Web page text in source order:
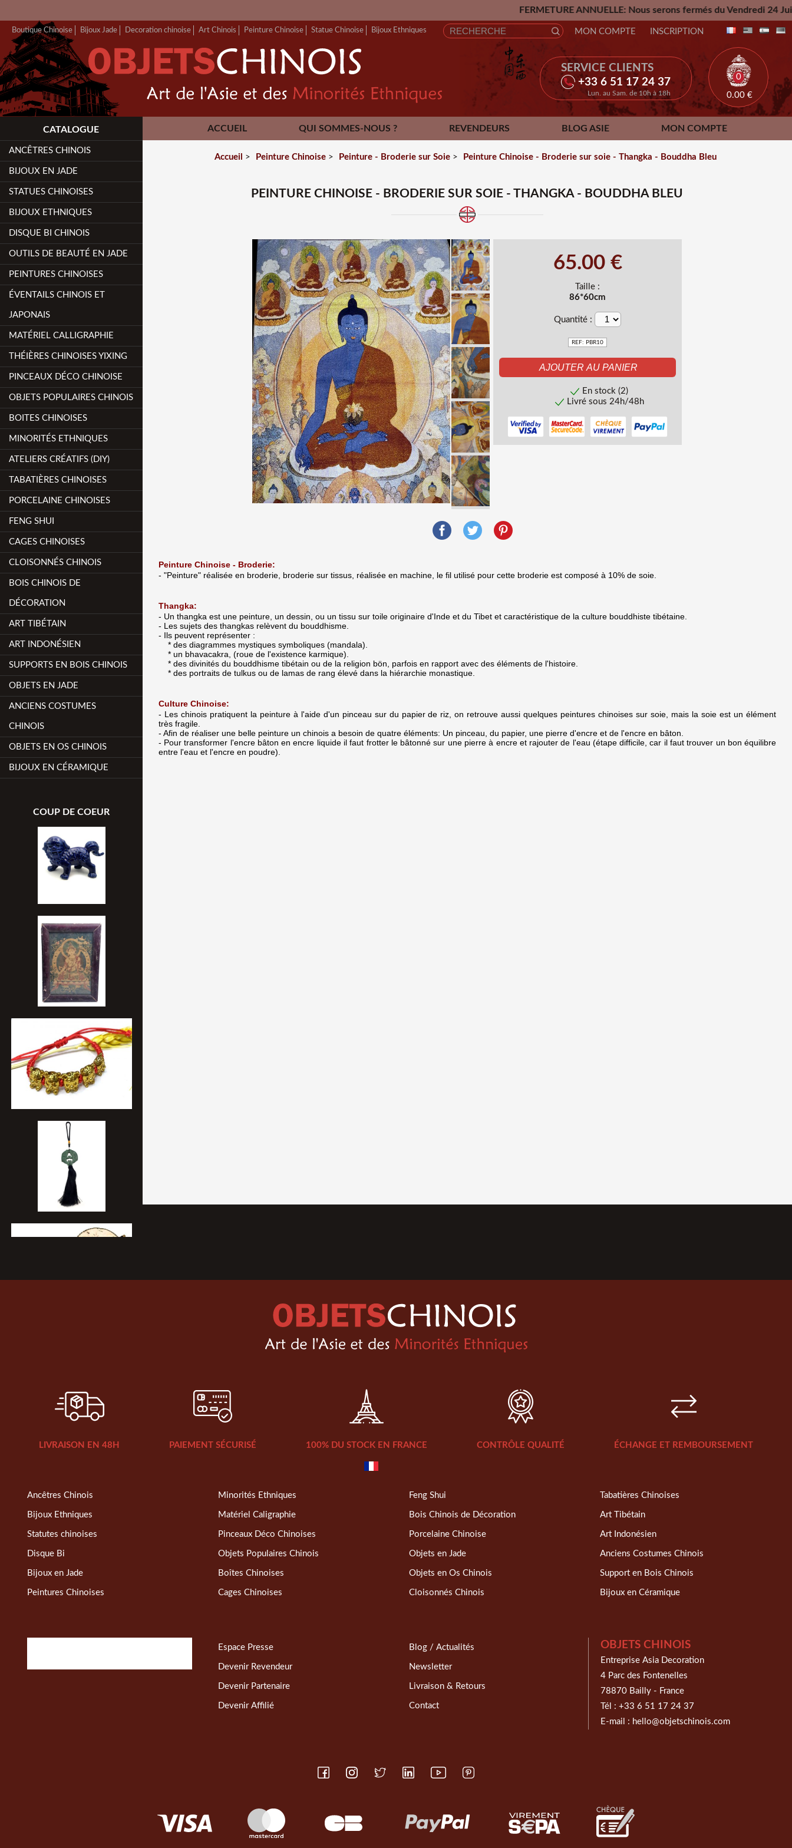
FERMETURE ANNUELLE: Nous serons fermés du Vendredi 24 Juillet
Boutique Chinoise Bijoux Jade Decoration chinoise Art Chinois Peinture Chinoise Statue Chinoise Bijoux Ethniques
SERVICE CLIENTS
+33 6 51 17 24 37
Lun. au Sam. de 10h à 18h
MON COMPTE INSCRIPTION
0
0.00 €
ACCUEIL QUI SOMMES-NOUS ? REVENDEURS BLOG ASIE MON COMPTE
CONTACT
CATALOGUE
ANCÊTRES CHINOIS
BIJOUX EN JADE
STATUES CHINOISES
BIJOUX ETHNIQUES
DISQUE BI CHINOIS
OUTILS DE BEAUTÉ EN JADE
PEINTURES CHINOISES
ÉVENTAILS CHINOIS ET
JAPONAIS
MATÉRIEL CALLIGRAPHIE
THÉIÈRES CHINOISES YIXING
PINCEAUX DÉCO CHINOISE
OBJETS POPULAIRES CHINOIS
BOITES CHINOISES
MINORITÉS ETHNIQUES
ATELIERS CRÉATIFS (DIY)
TABATIÈRES CHINOISES
PORCELAINE CHINOISES
FENG SHUI
CAGES CHINOISES
CLOISONNÉS CHINOIS
BOIS CHINOIS DE
DÉCORATION
ART TIBÉTAIN
ART INDONÉSIEN
SUPPORTS EN BOIS CHINOIS
OBJETS EN JADE
ANCIENS COSTUMES
CHINOIS
OBJETS EN OS CHINOIS
BIJOUX EN CÉRAMIQUE
COUP DE COEUR
Accueil > Peinture Chinoise > Peinture - Broderie sur Soie > Peinture Chinoise - Broderie sur soie - Thangka - Bouddha Bleu
PEINTURE CHINOISE - BRODERIE SUR SOIE - THANGKA - BOUDDHA BLEU
65.00 €
Taille :
86*60cm
Quantité :
REF: PBR10
En stock (2)
Livré sous 24h/48h
Peinture Chinoise - Broderie:
- "Peinture" réalisée en broderie, broderie sur tissus, réalisée en machine, le fil utilisé pour cette broderie est composé à 10% de soie.
Thangka:
- Un thangka est une peinture, un dessin, ou un tissu sur toile originaire d'Inde et du Tibet et caractéristique de la culture bouddhiste tibétaine.
- Les sujets des thangkas relèvent du bouddhisme.
- Ils peuvent représenter :
* des diagrammes mystiques symboliques (mandala).
* un bhavacakra, (roue de l'existence karmique).
* des divinités du bouddhisme tibétain ou de la religion bön, parfois en rapport avec des éléments de l'histoire.
* des portraits de tulkus ou de lamas de rang élevé dans la hiérarchie monastique.
Culture Chinoise:
- Les chinois pratiquent la peinture à l'aide d'un pinceau sur du papier de riz, on retrouve aussi quelques peintures chinoises sur soie, mais la soie est un élément
très fragile.
- Afin de réaliser une belle peinture un chinois a besoin de quatre éléments: Un pinceau, du papier, une pierre d'encre et de l'encre en bâton.
- Pour transformer l'encre bâton en encre liquide il faut frotter le bâtonné sur une pierre à encre et rajouter de l'eau (étape difficile, car il faut trouver un bon équilibre
entre l'eau et l'encre en poudre).
LIVRAISON EN 48H PAIEMENT SÉCURISÉ 100% DU STOCK EN FRANCE CONTRÔLE QUALITÉ ÉCHANGE ET REMBOURSEMENT
Ancêtres Chinois
Bijoux Ethniques
Statutes chinoises
Disque Bi
Bijoux en Jade
Peintures Chinoises
Minorités Ethniques
Matériel Caligraphie
Pinceaux Déco Chinoises
Objets Populaires Chinois
Boîtes Chinoises
Cages Chinoises
Feng Shui
Bois Chinois de Décoration
Porcelaine Chinoise
Objets en Jade
Objets en Os Chinois
Cloisonnés Chinois
Tabatières Chinoises
Art Tibétain
Art Indonésien
Anciens Costumes Chinois
Support en Bois Chinois
Bijoux en Céramique
Espace Presse
Devenir Revendeur
Devenir Partenaire
Devenir Affilié
Blog / Actualités
Newsletter
Livraison & Retours
Contact
OBJETS CHINOIS
Entreprise Asia Decoration
4 Parc des Fontenelles
78870 Bailly - France
Tél : +33 6 51 17 24 37
E-mail : hello@objetschinois.com